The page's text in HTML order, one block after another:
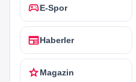
sports_esportsE-Spor
newspaperHaberler
starMagazin